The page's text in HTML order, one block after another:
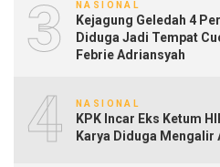
3 NASIONAL
Kejagung Geledah 4
Diduga Jadi Tempat
Febrie Adriansyah
4 NASIONAL
KPK Incar Eks Ketum
Karya Diduga Mengalir